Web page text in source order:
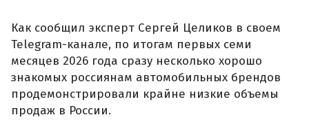
Как сообщил эксперт Сергей Целиков в своем
Telegram-канале, по итогам первых семи
месяцев 2026 года сразу несколько хорошо
знакомых россиянам автомобильных брендов
продемонстрировали крайне низкие объемы
продаж в России.